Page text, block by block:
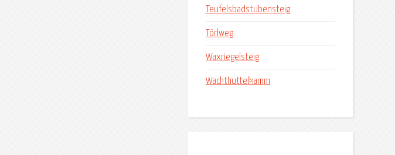
Teufelsbadstubensteig
Törlweg
Waxriegelsteig
Wachthüttelkamm